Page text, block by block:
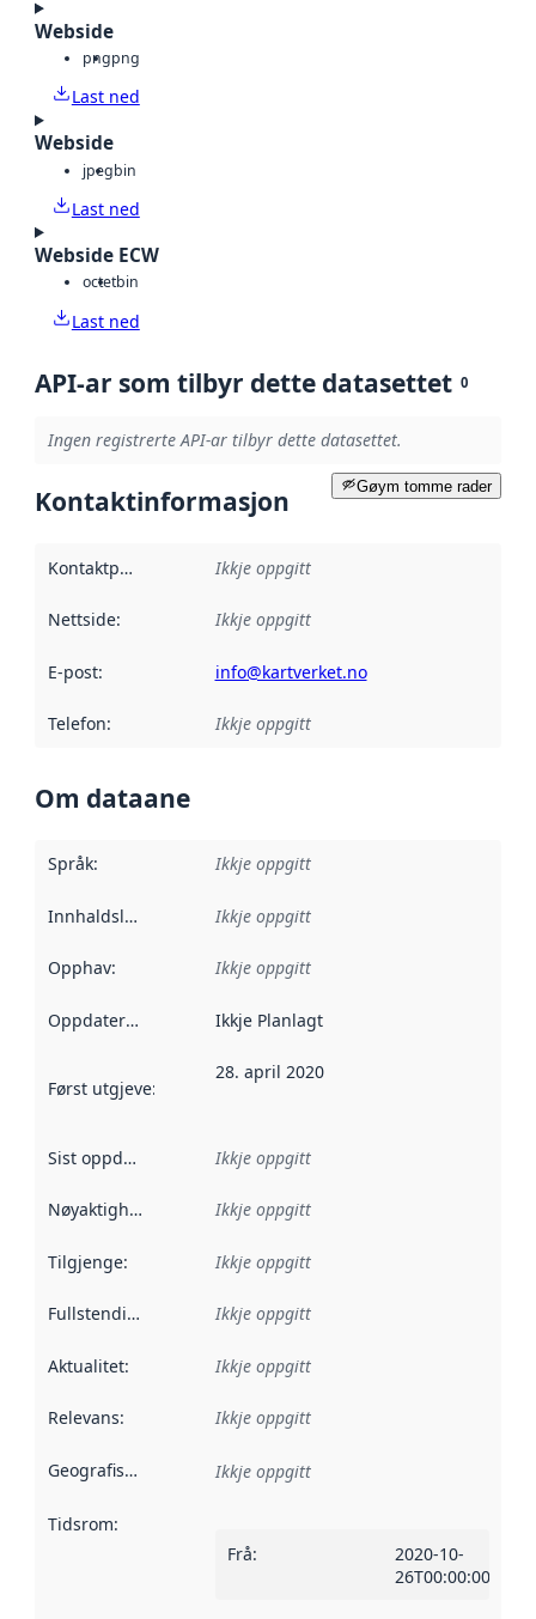
Webside
pngpng
Last ned
Webside
jpegbin
Last ned
Webside ECW
octetbin
Last ned
API-ar som tilbyr dette datasettet 0
Ingen registrerte API-ar tilbyr dette datasettet.
Gøym tomme rader
Kontaktinformasjon
Kontaktpunkt Ikkje oppgitt
Nettside: Ikkje oppgitt
E-post: info@kartverket.no
Telefon: Ikkje oppgitt
Om dataane
Språk: Ikkje oppgitt
Innhaldsleverandørar :
Ikkje oppgitt
Opphav: Ikkje oppgitt
Oppdateringsfrekvens :
Ikkje Planlagt
Først utgjeve: Denne datoen seier når dataa i dette
28. april 2020
Sist oppdatert Ikkje oppgitt
Nøyaktigheit Ikkje oppgitt
Tilgjenge: Ikkje oppgitt
Fullstendigheit Ikkje oppgitt
Aktualitet: Ikkje oppgitt
Relevans: Ikkje oppgitt
Geografisk område Ikkje oppgitt
Tidsrom:
Frå:
2020-10-
26T00:00:00Z